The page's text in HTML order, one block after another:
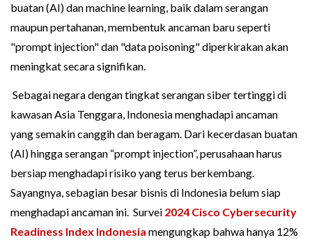
buatan (AI) dan machine learning, baik dalam serangan
maupun pertahanan, membentuk ancaman baru seperti
"prompt injection" dan "data poisoning" diperkirakan akan
meningkat secara signifikan.
Sebagai negara dengan tingkat serangan siber tertinggi di
kawasan Asia Tenggara, Indonesia menghadapi ancaman
yang semakin canggih dan beragam. Dari kecerdasan buatan
(AI) hingga serangan “prompt injection”, perusahaan harus
bersiap menghadapi risiko yang terus berkembang.
Sayangnya, sebagian besar bisnis di Indonesia belum siap
menghadapi ancaman ini. Survei 2024 Cisco Cybersecurity
Readiness Index Indonesia mengungkap bahwa hanya 12%